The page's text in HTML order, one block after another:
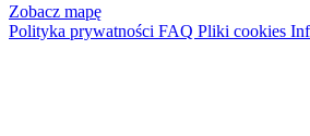
Zobacz mapę
Polityka prywatności FAQ Pliki cookies